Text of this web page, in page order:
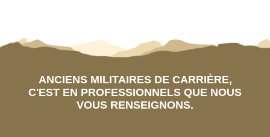
ANCIENS MILITAIRES DE CARRIÈRE,
C'EST EN PROFESSIONNELS QUE NOUS
VOUS RENSEIGNONS.